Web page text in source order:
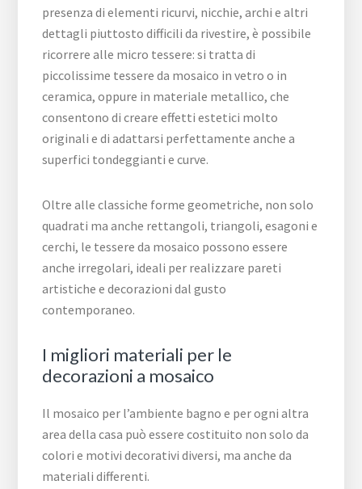
presenza di elementi ricurvi, nicchie, archi e altri
dettagli piuttosto difficili da rivestire, è possibile
ricorrere alle micro tessere: si tratta di
piccolissime tessere da mosaico in vetro o in
ceramica, oppure in materiale metallico, che
consentono di creare effetti estetici molto
originali e di adattarsi perfettamente anche a
superfici tondeggianti e curve.
Oltre alle classiche forme geometriche, non solo
quadrati ma anche rettangoli, triangoli, esagoni e
cerchi, le tessere da mosaico possono essere
anche irregolari, ideali per realizzare pareti
artistiche e decorazioni dal gusto
contemporaneo.
I migliori materiali per le
decorazioni a mosaico
Il mosaico per l’ambiente bagno e per ogni altra
area della casa può essere costituito non solo da
colori e motivi decorativi diversi, ma anche da
materiali differenti.